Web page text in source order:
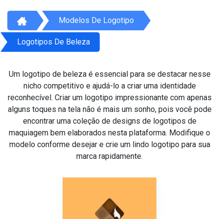
Modelos De Logotipo
Logotipos De Beleza
Um logotipo de beleza é essencial para se destacar nesse
nicho competitivo e ajudá-lo a criar uma identidade
reconhecível. Criar um logotipo impressionante com apenas
alguns toques na tela não é mais um sonho, pois você pode
encontrar uma coleção de designs de logotipos de
maquiagem bem elaborados nesta plataforma. Modifique o
modelo conforme desejar e crie um lindo logotipo para sua
marca rapidamente.